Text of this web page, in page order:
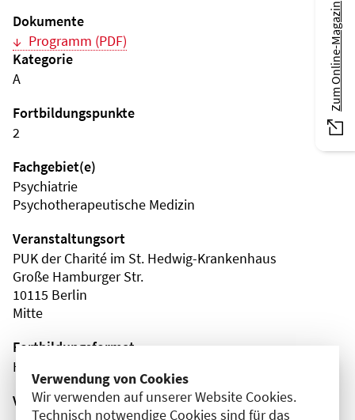
Verwendung von Cookies
Wir verwenden auf unserer Website Cookies.
Technisch notwendige Cookies sind für das
Dokumente
Programm (PDF)
Kategorie
A
Fortbildungspunkte
2
Fachgebiet(e)
Psychiatrie
Psychotherapeutische Medizin
Veranstaltungsort
PUK der Charité im St. Hedwig-Krankenhaus
Große Hamburger Str.
10115 Berlin
Mitte
Fortbildungsformat
Hybrid
Veranstaltungsreihe
Zum Online-Magazin